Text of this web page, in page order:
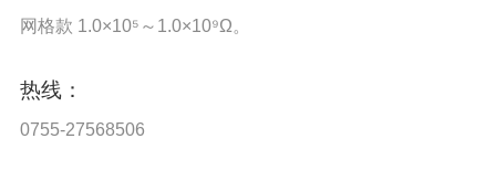
网格款 1.0×10⁵～1.0×10⁹Ω。
热线：
0755-27568506